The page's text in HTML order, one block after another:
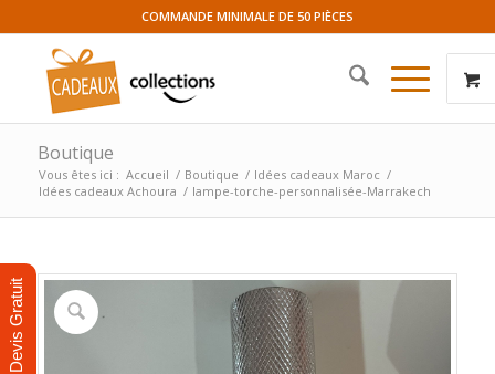
COMMANDE MINIMALE DE 50 PIÈCES
Boutique
Vous êtes ici : Accueil / Boutique / Idées cadeaux Maroc /
Idées cadeaux Achoura / lampe-torche-personnalisée-Marrakech
Devis Gratuit